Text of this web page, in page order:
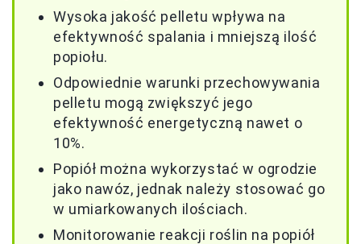
Wysoka jakość pelletu wpływa na
efektywność spalania i mniejszą ilość
popiołu.
Odpowiednie warunki przechowywania
pelletu mogą zwiększyć jego
efektywność energetyczną nawet o
10%.
Popiół można wykorzystać w ogrodzie
jako nawóz, jednak należy stosować go
w umiarkowanych ilościach.
Monitorowanie reakcji roślin na popiół